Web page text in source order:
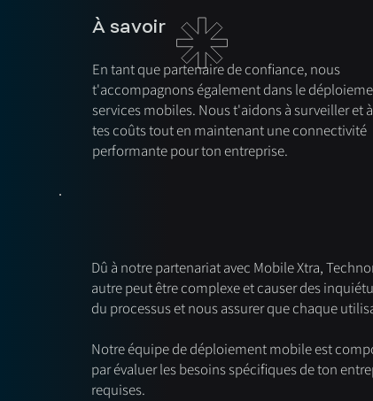
Dû à notre partenariat avec Mobile Xtra,
autre peut être complexe et causer des
du processus et nous assurer que chaque
Notre équipe de déploiement mobile est
par évaluer les besoins spécifiques de ton
requises.
À savoir
En tant que partenaire de confiance, nous
t'accompagnons également dans le
services mobiles. Nous t'aidons à surveiller et
tes coûts tout en maintenant une connectivité
performante pour ton entreprise.